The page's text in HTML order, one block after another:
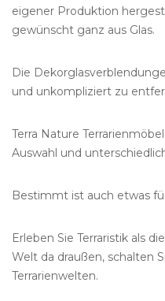
eigener Produktion
gewünscht ganz aus Glas.
Die
und unkompliziert zu
Terra Nature
Auswahl und
Bestimmt ist auch etwas
Erleben Sie Terraristik als
Welt da draußen, schalten
Terrarienwelten.